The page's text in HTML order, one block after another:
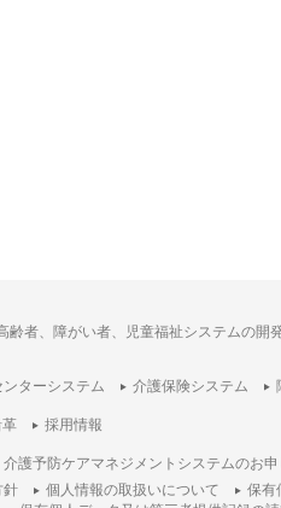
齢者、障がい者、児童福祉システムの開
ターシステム 介護保険システム
革 採用情報
介護予防ケアマネジメントシステムのお
針
個人情報の取扱いについて
保有